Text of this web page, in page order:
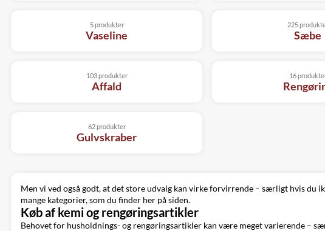
Vaseline
5 produkter
Sæbe
225
Affald
103 produkter 16
Gulvskraber
62 produkter
Men vi ved også godt, at det store udvalg kan virke forvirrende – særligt hvis du
mange kategorier, som du finder her på siden.
Køb af kemi og rengøringsartikler
Behovet for husholdnings- og rengøringsartikler kan være meget varierende –